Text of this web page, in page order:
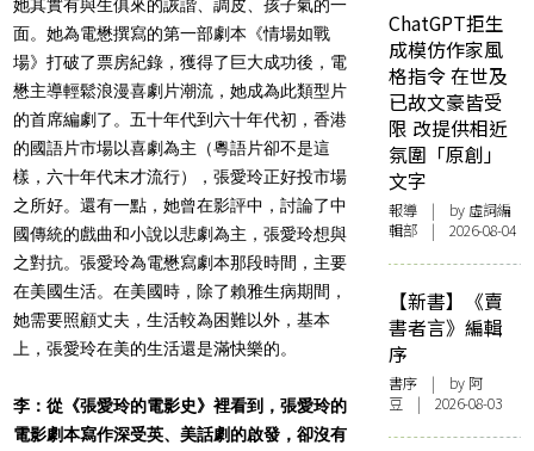
她其實有與生俱來的詼諧、調皮、孩子氣的一
面。她為電懋撰寫的第一部劇本《情場如戰
場》打破了票房紀錄，獲得了巨大成功後，電
懋主導輕鬆浪漫喜劇片潮流，她成為此類型片
的首席編劇了。五十年代到六十年代初，香港
的國語片市場以喜劇為主（粵語片卻不是這
樣，六十年代末才流行），張愛玲正好投市場
之所好。還有一點，她曾在影評中，討論了中
國傳統的戲曲和小說以悲劇為主，張愛玲想與
之對抗。張愛玲為電懋寫劇本那段時間，主要
在美國生活。在美國時，除了賴雅生病期間，
她需要照顧丈夫，生活較為困難以外，基本
上，張愛玲在美的生活還是滿快樂的。
李：從《張愛玲的電影史》裡看到，張愛玲的
電影劇本寫作深受英、美話劇的啟發，卻沒有
ChatGPT拒生
成模仿作家風
格指令 在世及
已故文豪皆受
限 改提供相近
氛圍「原創」
文字
報導 | by 虛詞編
輯部 | 2026-08-04
【新書】《賣
書者言》編輯
序
書序 | by 阿
豆 | 2026-08-03